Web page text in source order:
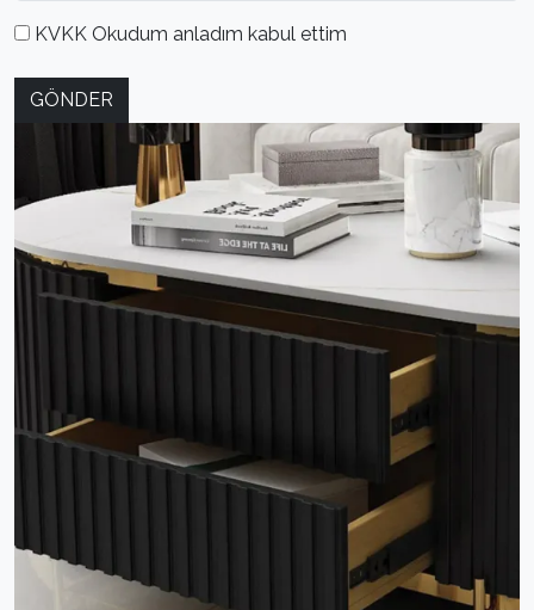
KVKK Okudum anladım kabul ettim
GÖNDER